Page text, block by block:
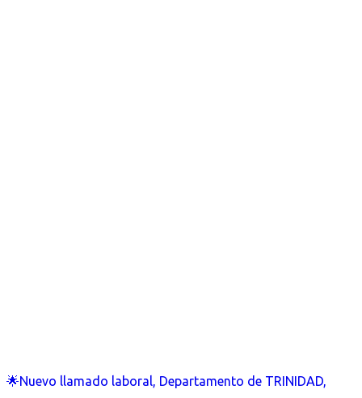
🌟Nuevo llamado laboral, Departamento de TRINIDAD,